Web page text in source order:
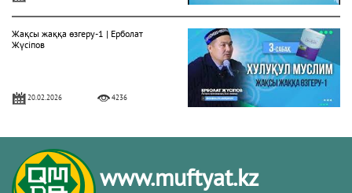
Жақсы жаққа өзгеру-1 | Ерболат
Жүсіпов
20.02.2026 4236
Жүрек сырлары 2-дәріс. Тәубе
тақырыбы. Әр-рисала әл-Қушайрия
кітабы негізінде
www.muftyat.kz